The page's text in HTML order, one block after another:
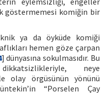
göstermemesi komiğin bir
ya da öyküde komiği
hemen göze çarpan
] dünyasına sokulmasıdır. Bu
neye
olay örgüsünün yönünü
“Porselen Çay